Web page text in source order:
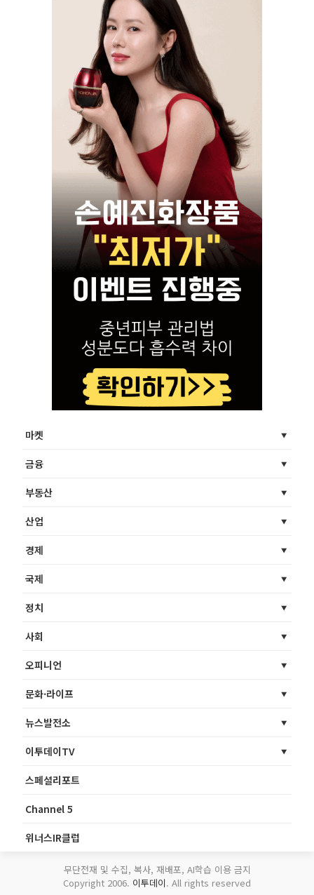
마켓
금융
부동산
산업
경제
국제
정치
사회
오피니언
문화·라이프
뉴스발전소
이투데이TV
스페셜리포트
Channel 5
위너스IR클럽
무단전재 및 수집, 복사, 재배포, AI학습 이용 금지
Copyright 2006. 이투데이. All rights reserved